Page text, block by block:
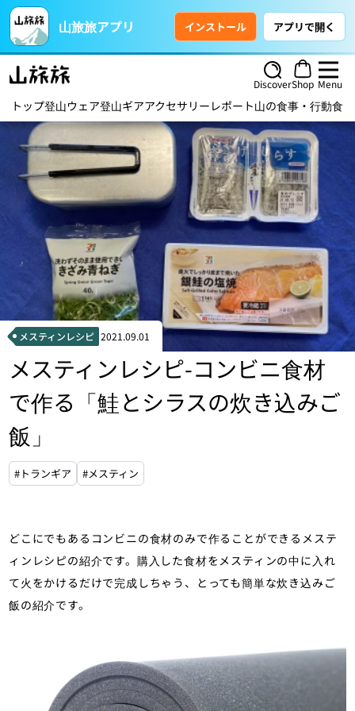
山旅旅アプリ インストール アプリで開く
DiscoverShop Menu
トップ登山ウェア登山ギアアクセサリー レポート山の食事・行動食
メスティンレシピ 2021.09.01
メスティンレシピ-コンビニ食材
で作る「鮭とシラスの炊き込みご
飯」
#トランギア #メスティン
どこにでもあるコンビニの食材のみで作ることができるメステ
ィンレシピの紹介です。購入した食材をメスティンの中に入れ
て火をかけるだけで完成しちゃう、とっても簡単な炊き込みご
飯の紹介です。